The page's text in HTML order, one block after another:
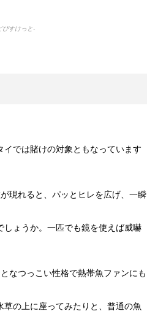
食当たりかも...
いつ？
はその姿を見...
したことは...
びすけっと-
では賭けの対象ともなっています
現れると、パッとヒレを広げ、一瞬
ょうか。一匹でも鏡を使えば威嚇
なつっこい性格で熱帯魚ファンにも
の上に座ってみたりと、普通の魚